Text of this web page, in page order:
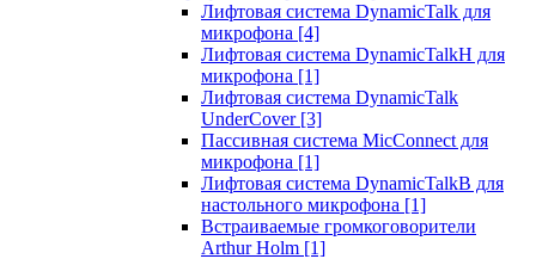
Лифтовая система DynamicTalk для
микрофона [4]
Лифтовая система DynamicTalkH для
микрофона [1]
Лифтовая система DynamicTalk
UnderCover [3]
Пассивная система MicConnect для
микрофона [1]
Лифтовая система DynamicTalkB для
настольного микрофона [1]
Встраиваемые громкоговорители
Arthur Holm [1]